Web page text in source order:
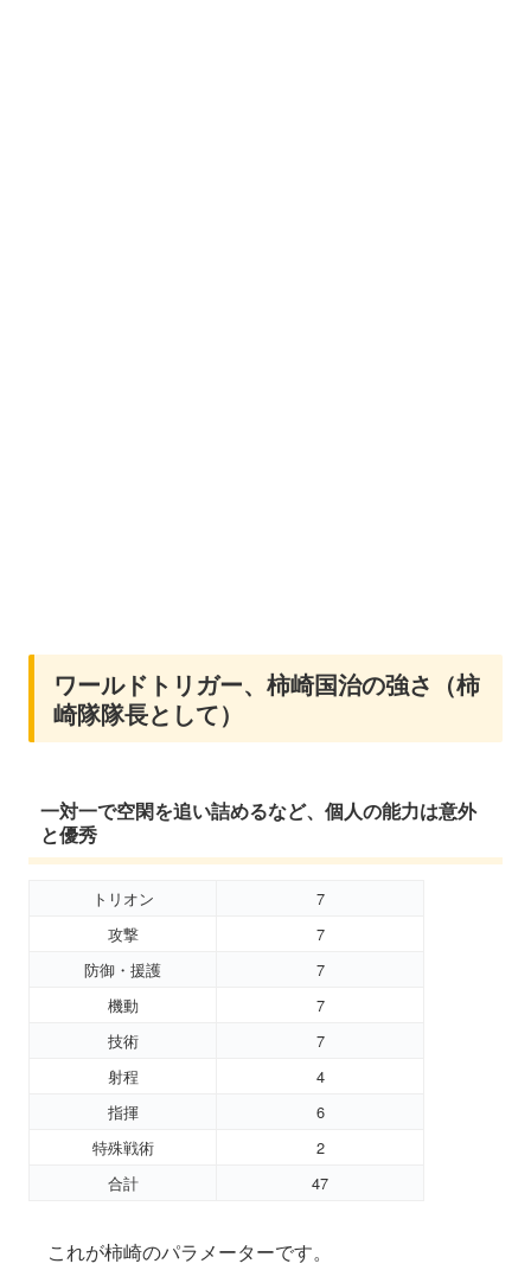
ワールドトリガー、柿崎国治の強さ（柿
崎隊隊長として）
一対一で空閑を追い詰めるなど、個人の能力は意外
と優秀
トリオン
7
攻撃
7
防御・援護
7
機動
7
技術
7
射程
4
指揮
6
特殊戦術
2
合計
47
これが柿崎のパラメーターです。